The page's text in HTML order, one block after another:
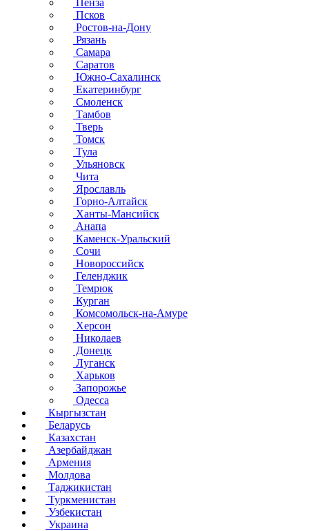
Пенза
Псков
Ростов-на-Дону
Рязань
Самара
Саратов
Южно-Сахалинск
Екатеринбург
Смоленск
Тамбов
Тверь
Томск
Тула
Ульяновск
Чита
Ярославль
Горно-Алтайск
Ханты-Мансийск
Анапа
Каменск-Уральский
Сочи
Новороссийск
Геленджик
Темрюк
Курган
Комсомольск-на-Амуре
Херсон
Николаев
Донецк
Луганск
Харьков
Запорожье
Одесса
Кыргызстан
Беларусь
Казахстан
Азербайджан
Армения
Молдова
Таджикистан
Туркменистан
Узбекистан
Украина